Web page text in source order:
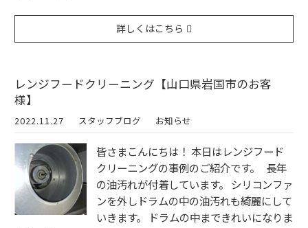
詳しくはこちら
レンジフードクリーニング【山口県岩国市のお客
様】
2022.11.27 スタッフブログ お知らせ
皆さまこんにちは！ 本日はレンジフード
クリーニングの事例のご紹介です。 長年
の油汚れが付着しています。 シリコンファ
ンを外しドラムの中の油汚れも綺麗にして
いきます。 ドラムの中まできれいになりま